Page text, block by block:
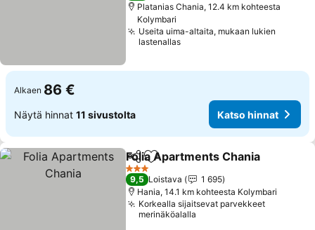
Platanias Chania, 12.4 km kohteesta
Kolymbari
Useita uima-altaita, mukaan lukien
lastenallas
Alkaen 86 €
Näytä hinnat 11 sivustolta Katso hinnat
Jaa Lisää suosikkeihin
Folia Apartments Chania
3 Tähtiluokitus
9,5 Loistava
1 695
Hania, 14.1 km kohteesta Kolymbari
Korkealla sijaitsevat parvekkeet
merinäköalalla